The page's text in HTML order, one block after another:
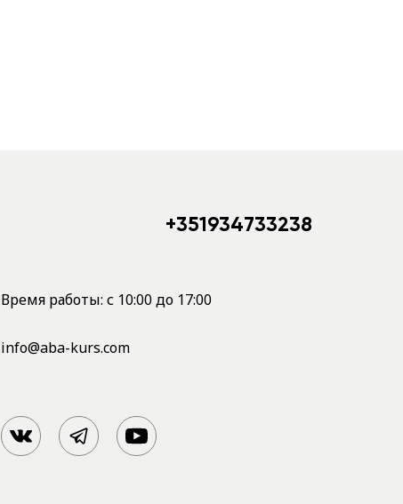
+351934733238
Время работы: с 10:00 до 17:00
info@aba-kurs.com